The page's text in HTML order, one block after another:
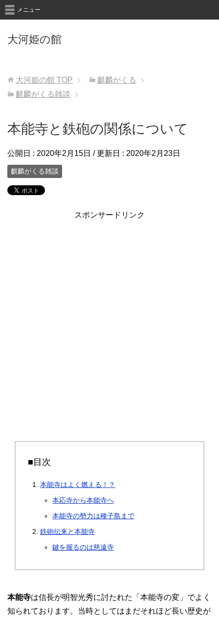
大河姫の館
メニュー
大河姫の館 TOP
麒麟がくる
麒麟がくる雑談
本能寺と鉄砲の関係について
公開日 : 2020年2月15日 / 更新日 : 2020年2月23日
麒麟がくる雑談
スポンサードリンク
■目次
本能寺はよく燃える！？
本応寺から本能寺へ
本能寺の勢力は種子島まで
鉄砲伝来と本能寺
鍵を握るのは慈遠寺
本能寺は信長が明智光秀に討たれた「本能寺の変」でよく
知られております。当時としてはまだそれほど長い歴史が